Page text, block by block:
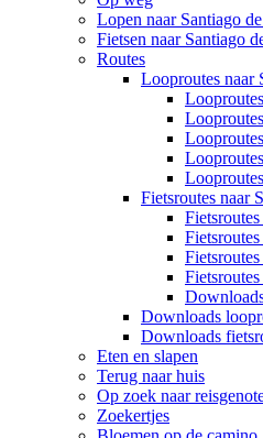
Lopen naar Santiago
Fietsen naar Santiago
Routes
Looproutes naar
Fietsroutes naar
Downloads
Downloads
Eten en slapen
Terug naar huis
Op zoek naar
Zoekertjes